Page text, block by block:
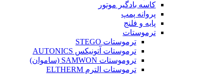
کاسه بادگیر موتور
پروانه پمپ
پایه و فلنج
ترموستات
ترموستات STEGO
ترموستات آتونیکس AUTONICS
تروموستات SAMWON (ساموان)
ترموستات الترم ELTHERM